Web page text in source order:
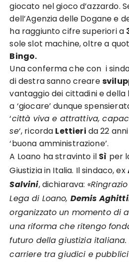
giocato nel gioco d’azzardo.
dell’Agenzia delle Dogane e
ha raggiunto cifre superiori a
sole slot machine, oltre a
Bingo.
Una conferma che con i
di destra sanno creare
vantaggio dei cittadini e della
a ‘giocare’ dunque
‘città viva e attrattiva,
se‘, ricorda Lettieri da 22
‘buona amministrazione’.
A Loano ha stravinto il Sì per
Giustizia in Italia. Il sindaco, ex
Salvini, dichiarava: «
Lega di Loano, Demis
organizzato un momento di
una riforma che ritengo
futuro della giustizia
carriere tra giudici e